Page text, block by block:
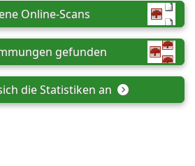
Online-Scans
gefunden
die Statistiken an